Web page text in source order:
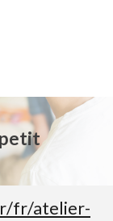
fr/atelier-